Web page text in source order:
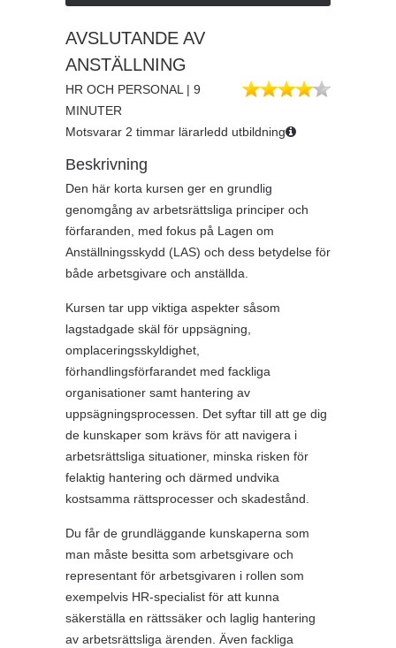
AVSLUTANDE AV
ANSTÄLLNING
HR OCH PERSONAL | 9
MINUTER
Motsvarar 2 timmar lärarledd utbildning
Beskrivning
Den här korta kursen ger en grundlig
genomgång av arbetsrättsliga principer och
förfaranden, med fokus på Lagen om
Anställningsskydd (LAS) och dess betydelse för
både arbetsgivare och anställda.
Kursen tar upp viktiga aspekter såsom
lagstadgade skäl för uppsägning,
omplaceringsskyldighet,
förhandlingsförfarandet med fackliga
organisationer samt hantering av
uppsägningsprocessen. Det syftar till att ge dig
de kunskaper som krävs för att navigera i
arbetsrättsliga situationer, minska risken för
felaktig hantering och därmed undvika
kostsamma rättsprocesser och skadestånd.
Du får de grundläggande kunskaperna som
man måste besitta som arbetsgivare och
representant för arbetsgivaren i rollen som
exempelvis HR-specialist för att kunna
säkerställa en rättssäker och laglig hantering
av arbetsrättsliga ärenden. Även fackliga